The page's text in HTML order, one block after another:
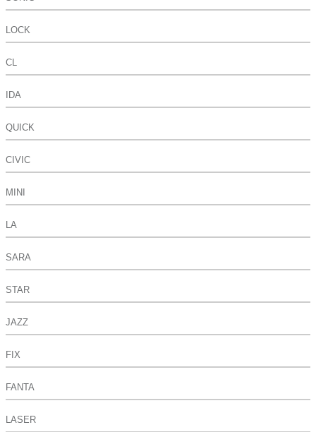
LOCK
CL
IDA
QUICK
CIVIC
MINI
LA
SARA
STAR
JAZZ
FIX
FANTA
LASER